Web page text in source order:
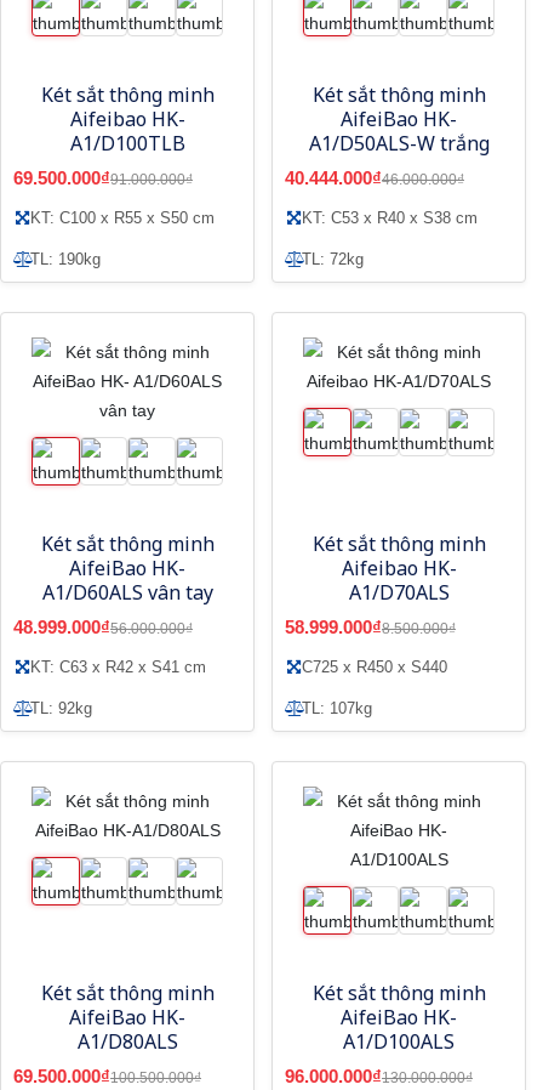
Két sắt thông minh
Aifeibao HK-
A1/D100TLB
69.500.000₫91.000.000₫
KT: C100 x R55 x S50 cm
TL: 190kg
Két sắt thông minh
AifeiBao HK-
A1/D50ALS-W trắng
40.444.000₫46.000.000₫
KT: C53 x R40 x S38 cm
TL: 72kg
Két sắt thông minh
AifeiBao HK-
A1/D60ALS vân tay
48.999.000₫56.000.000₫
KT: C63 x R42 x S41 cm
TL: 92kg
Két sắt thông minh
Aifeibao HK-
A1/D70ALS
58.999.000₫8.500.000₫
C725 x R450 x S440
TL: 107kg
Két sắt thông minh
AifeiBao HK-
A1/D80ALS
69.500.000₫100.500.000₫
Két sắt thông minh
AifeiBao HK-
A1/D100ALS
96.000.000₫130.000.000₫